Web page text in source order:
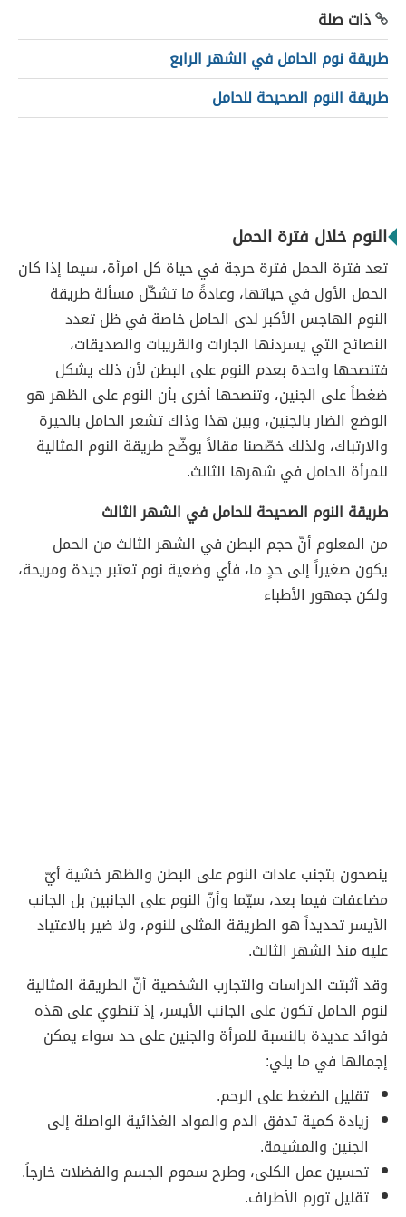
ذات صلة
طريقة نوم الحامل في الشهر الرابع
طريقة النوم الصحيحة للحامل
النوم خلال فترة الحمل
تعد فترة الحمل فترة حرجة في حياة كل امرأة، سيما إذا كان
الحمل الأول في حياتها، وعادةً ما تشكّل مسألة طريقة
النوم الهاجس الأكبر لدى الحامل خاصة في ظل تعدد
النصائح التي يسردنها الجارات والقريبات والصديقات،
فتنصحها واحدة بعدم النوم على البطن لأن ذلك يشكل
ضغطاً على الجنين، وتنصحها أخرى بأن النوم على الظهر هو
الوضع الضار بالجنين، وبين هذا وذاك تشعر الحامل بالحيرة
والارتباك، ولذلك خصّصنا مقالاً يوضّح طريقة النوم المثالية
للمرأة الحامل في شهرها الثالث.
طريقة النوم الصحيحة للحامل في الشهر الثالث
من المعلوم أنّ حجم البطن في الشهر الثالث من الحمل
يكون صغيراً إلى حدٍ ما، فأي وضعية نوم تعتبر جيدة ومريحة،
ولكن جمهور الأطباء
ينصحون بتجنب عادات النوم على البطن والظهر خشية أيّ
مضاعفات فيما بعد، سيّما وأنّ النوم على الجانبين بل الجانب
الأيسر تحديداً هو الطريقة المثلى للنوم، ولا ضير بالاعتياد
عليه منذ الشهر الثالث.
وقد أثبتت الدراسات والتجارب الشخصية أنّ الطريقة المثالية
لنوم الحامل تكون على الجانب الأيسر، إذ تنطوي على هذه
فوائد عديدة بالنسبة للمرأة والجنين على حد سواء يمكن
إجمالها في ما يلي:
تقليل الضغط على الرحم.
زيادة كمية تدفق الدم والمواد الغذائية الواصلة إلى
الجنين والمشيمة.
تحسين عمل الكلى، وطرح سموم الجسم والفضلات خارجاً.
تقليل تورم الأطراف.